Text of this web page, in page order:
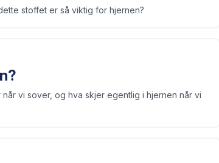
stoffet er så viktig for hjernen?
vi sover, og hva skjer egentlig i hjernen når vi